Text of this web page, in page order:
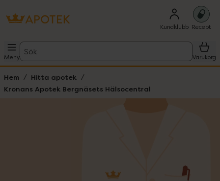
Kundklubb Recept
Meny
Sök
Varukorg
Hem
Hitta apotek
Kronans Apotek Bergnäsets Hälsocentral